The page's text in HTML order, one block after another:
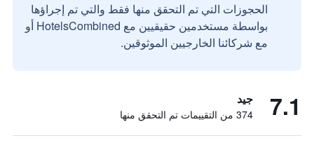
الحجوزات التي تم التحقق منها فقط والتي تم إجراؤها
بواسطة مستخدمين حقيقيين مع HotelsCombined أو
مع شركائنا الخارجيين الموثوقين.
7.1 جيد
374 من التقييمات تم التحقق منها